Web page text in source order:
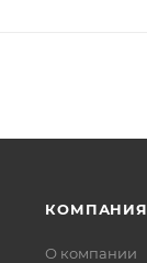
КОМПАНИЯ
О компании